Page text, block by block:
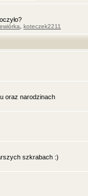
koteczek2211
oraz narodzinach
szkrabach :)